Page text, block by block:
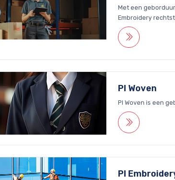
Met een
Embroidery
PI Woven
PI Woven is een
PI